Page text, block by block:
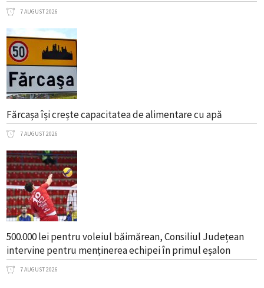
7 AUGUST 2026
Fărcașa își crește capacitatea de alimentare cu apă
7 AUGUST 2026
500.000 lei pentru voleiul băimărean, Consiliul Județean
intervine pentru menținerea echipei în primul eșalon
7 AUGUST 2026